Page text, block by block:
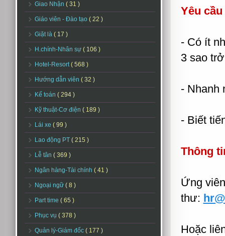
Giao Nhận ( 31 )
Giáo viên - Đào tạo ( 22 )
Giặt là ( 17 )
H.chính-Nhân sự ( 106 )
Hotel-Resort( 568 )
Hướng dẫn viên ( 32 )
Kế toán ( 294 )
Kỹ thuật-Cơ điện ( 189 )
Lái xe ( 99 )
Lao động PT ( 215 )
Lễ tân ( 369 )
Ngân hàng-Tài chính ( 41 )
Ngoại ngữ ( 8 )
Part time ( 65 )
Phục vụ ( 378 )
Quản lý-Giám đốc ( 177 )
Yêu cầu
- Có ít
3 sao
- Nhanh
- Biết
Thông
Ứng
thư:
Hoặc